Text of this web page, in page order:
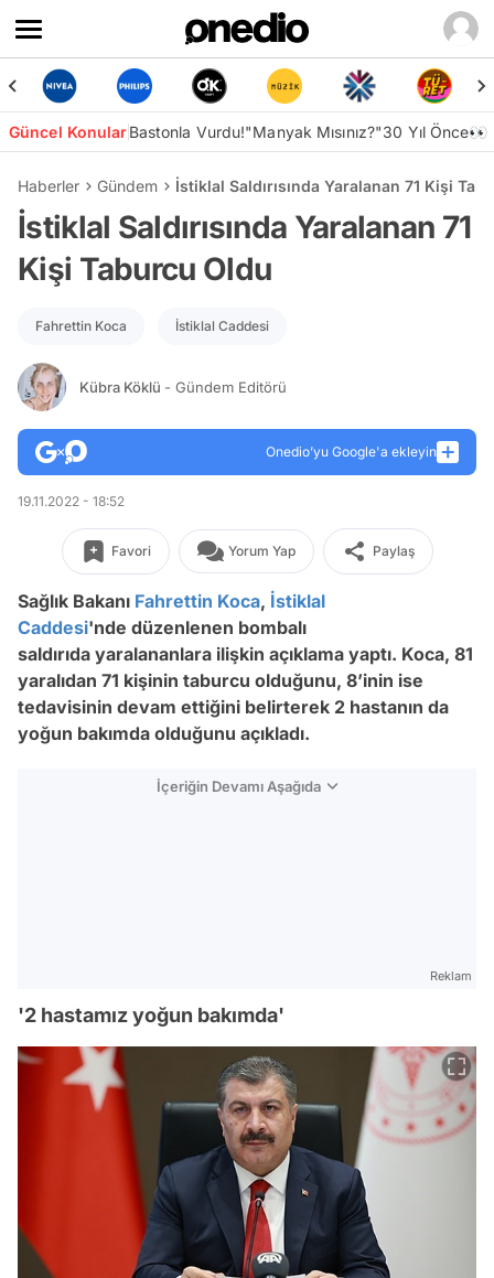
Güncel KonularBastonla Vurdu!"Manyak Mısınız?"30 Yıl Önce👀
Haberler Gündem İstiklal Saldırısında Yaralanan 71 Kişi
İstiklal Saldırısında Yaralanan 71
Kişi Taburcu Oldu
Fahrettin Koca İstiklal Caddesi
Kübra Köklü - Gündem Editörü
Onedio’yu Google'a ekleyin
19.11.2022 - 18:52
Favori Yorum Yap Paylaş
Sağlık Bakanı Fahrettin Koca, İstiklal
Caddesi'nde düzenlenen bombalı
saldırıda yaralananlara ilişkin açıklama yaptı. Koca, 81
yaralıdan 71 kişinin taburcu olduğunu, 8’inin ise
tedavisinin devam ettiğini belirterek 2 hastanın da
yoğun bakımda olduğunu açıkladı.
İçeriğin Devamı Aşağıda
Reklam
'2 hastamız yoğun bakımda'